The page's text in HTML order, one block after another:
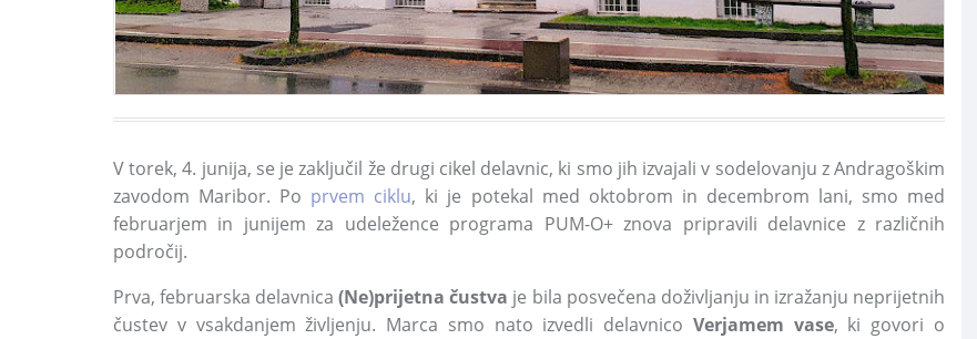
V torek, 4. junija, se je zaključil že drugi cikel delavnic, ki smo jih izvajali v sodelovanju z Andragoškim
zavodom Maribor. Po prvem ciklu, ki je potekal med oktobrom in decembrom lani, smo med
februarjem in junijem za udeležence programa PUM-O+ znova pripravili delavnice z različnih
področij.
Prva, februarska delavnica(Ne)prijetna čustva je bila posvečena doživljanju in izražanju neprijetnih
čustev v vsakdanjem življenju. Marca smo nato izvedli delavnico Verjamem vase, ki govori o